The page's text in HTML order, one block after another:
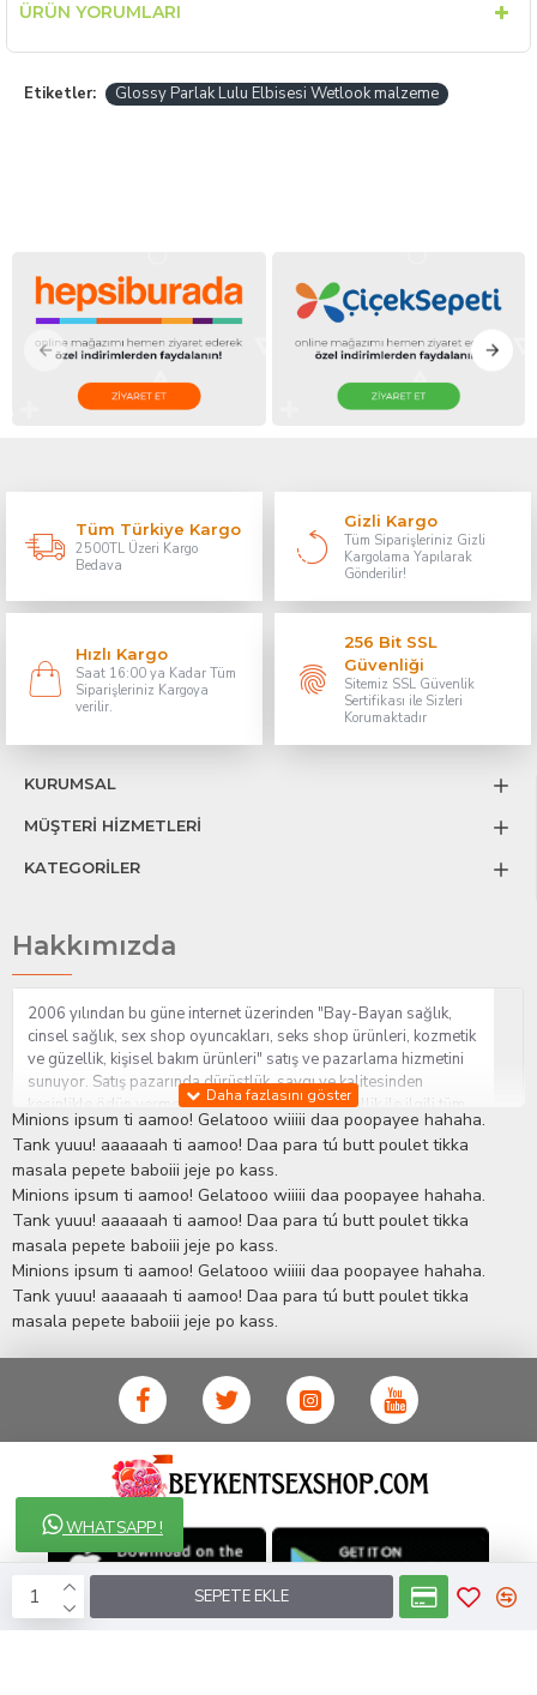
SEPETE EKLE
ÜRÜN YORUMLARI
Etiketler: Glossy Parlak Lulu Elbisesi Wetlook malzeme
WHATSAPP !
Tüm Türkiye Kargo
2500TL Üzeri Kargo
Bedava
Gizli Kargo
Tüm Siparişleriniz Gizli
Kargolama Yapılarak
Gönderilir!
Hızlı Kargo
Saat 16:00 ya Kadar Tüm
Siparişleriniz Kargoya
verilir.
256 Bit SSL
Güvenliği
Sitemiz SSL Güvenlik
Sertifikası ile Sizleri
Korumaktadır
KURUMSAL
MÜŞTERİ HİZMETLERİ
KATEGORİLER
Hakkımızda
2006 yılından bu güne internet üzerinden "Bay-Bayan sağlık,
cinsel sağlık, sex shop oyuncakları, seks shop ürünleri, kozmetik
ve güzellik, kişisel bakım ürünleri" satış ve pazarlama hizmetini
sunuyor. Satış pazarında dürüstlük, saygı ve kalitesinden
kesinlikle ödün vermeden hizmet sağlık ve güzellik ile ilgili tüm
sorularınıza anında cevap verebilen Yetkin ve uzman kadrosu ile
ihtiyaçlarınızı en uygun fiyat ve taksit seçenekleriyle karşılıyor.
İstanbul beylikdüzü Erotik Shop sitemizde insan odaklı çalışma
stratejimiz ile müşterilerimizin yaşamlarında mutlu, sağlıklı ve
bakımlı olmaları için onlara sağlık ve güzellik danışmanlığı
sağlıyoruz.Sex ShopAlışveriş sitemiz Erotik Shop sektöründeki
gelişmeleri ve yenilikleri çok yakından takip etmesi, yaklaşık
5000'e yakın geniş ürün yelpazesi ile Türkiye'de bu sektörde
kendi alanımızda en geniş ürün gurubuna sahip ender
mağazalardan biri olması, müşteri memnuniyetini her zaman ön
planda tutan yaklaşımcı ve yenilikçi servislerin geliştirilmesi
konusundaki becerileri ile kendisine Cinsel Ürün hayatında lider
ve kalıcı bir yer edinmiştir.
Minions ipsum ti aamoo! Gelatooo wiiiii daa poopayee hahaha.
Tank yuuu! aaaaaah ti aamoo! Daa para tú butt poulet tikka
masala pepete baboiii jeje po kass.
Minions ipsum ti aamoo! Gelatooo wiiiii daa poopayee hahaha.
Tank yuuu! aaaaaah ti aamoo! Daa para tú butt poulet tikka
masala pepete baboiii jeje po kass.
Minions ipsum ti aamoo! Gelatooo wiiiii daa poopayee hahaha.
Tank yuuu! aaaaaah ti aamoo! Daa para tú butt poulet tikka
masala pepete baboiii jeje po kass.